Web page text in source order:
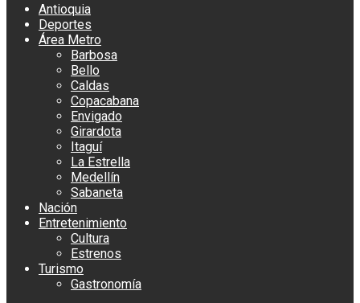
Antioquia
Deportes
Área Metro
Barbosa
Bello
Caldas
Copacabana
Envigado
Girardota
Itaguí
La Estrella
Medellín
Sabaneta
Nación
Entretenimiento
Cultura
Estrenos
Turismo
Gastronomía